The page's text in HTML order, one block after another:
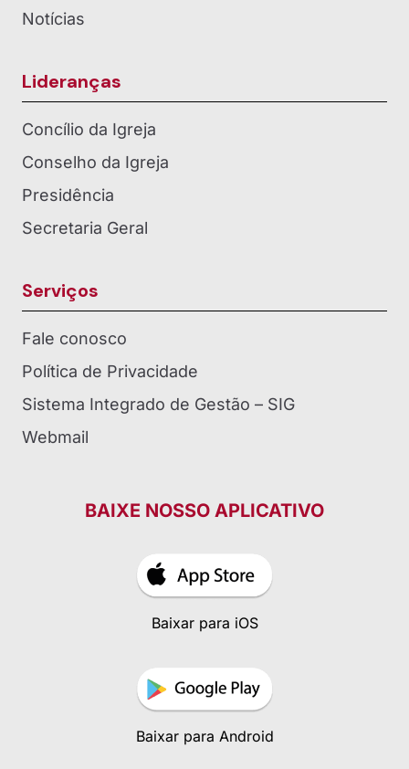
Notícias
Lideranças
Concílio da Igreja
Conselho da Igreja
Presidência
Secretaria Geral
Serviços
Fale conosco
Política de Privacidade
Sistema Integrado de Gestão – SIG
Webmail
BAIXE NOSSO APLICATIVO
Baixar para iOS
Baixar para Android